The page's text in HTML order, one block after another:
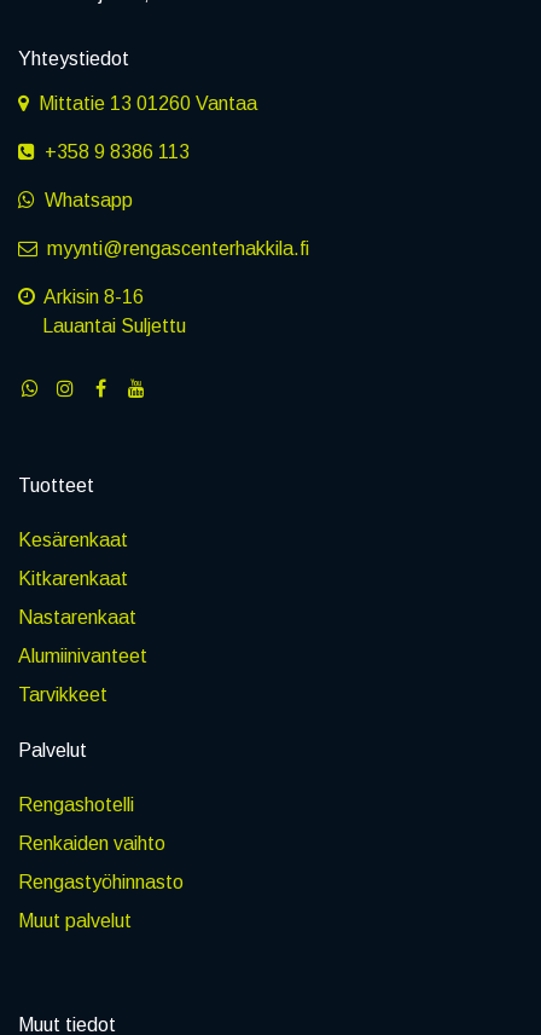
Yhteystiedot
Mittatie 13 01260 Vantaa
+358 9 8386 113
Whatsapp
myynti@rengascenterhakkila.fi
Arkisin 8-16
Lauantai Suljettu
Tuotteet
Kesärenkaat
Kitkarenkaat
Nastarenkaat
Alumiinivanteet
Tarvikkeet
Palvelut
Rengashotelli
Renkaiden vaihto
Rengastyöhinnasto
Muut palvelut
Muut tiedot